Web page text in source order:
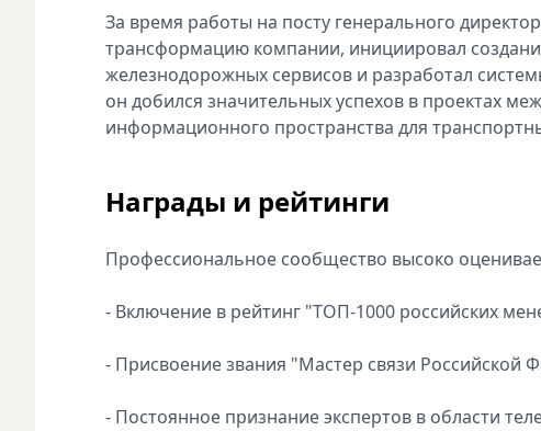
За время работы на посту генерального
трансформацию компании, инициировал
железнодорожных сервисов и разработал
он добился значительных успехов в проектах
информационного пространства для
Награды и рейтинги
Профессиональное сообщество высоко
- Включение в рейтинг "ТОП-1000 российских
- Присвоение звания "Мастер связи Российской
- Постоянное признание экспертов в области